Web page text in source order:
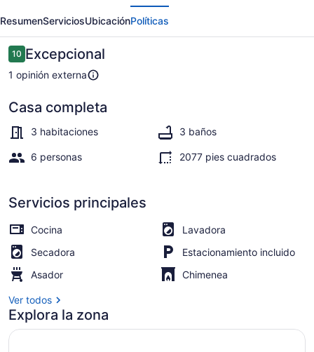
Home
Walk
to
Balboa
+
Scenic
Views
Peninsula
Point
by
Avantstay
ResumenServiciosUbicaciónPolíticas
Opiniones
1010 de 10,
Excepcional
1 opinión externa
Casa completa
3 habitaciones 3 baños
6 personas 2077 pies cuadrados
Servicios principales
Cocina
Lavadora
Secadora
Estacionamiento incluido
Asador
Chimenea
Ver todos
Explora la zona